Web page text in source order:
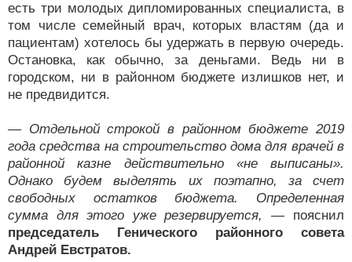
есть три молодых дипломированных специалиста, в
том числе семейный врач, которых властям (да и
пациентам) хотелось бы удержать в первую очередь.
Остановка, как обычно, за деньгами. Ведь ни в
городском, ни в районном бюджете излишков нет, и
не предвидится.
— Отдельной строкой в районном бюджете 2019
года средства на строительство дома для врачей в
районной казне действительно «не выписаны».
Однако будем выделять их поэтапно, за счет
свободных остатков бюджета. Определенная
сумма для этого уже резервируется,
— пояснил
председатель Генического районного совета
Андрей Евстратов.